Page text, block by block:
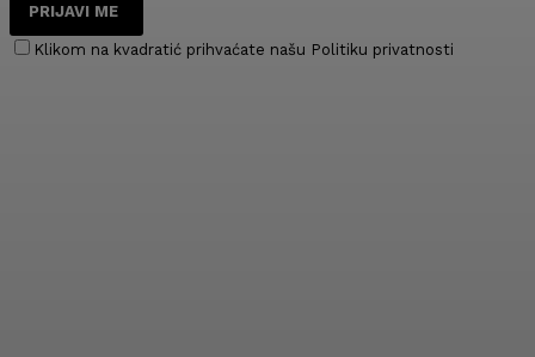
PRIJAVI ME
Klikom na kvadratić prihvaćate našu Politiku privatnosti